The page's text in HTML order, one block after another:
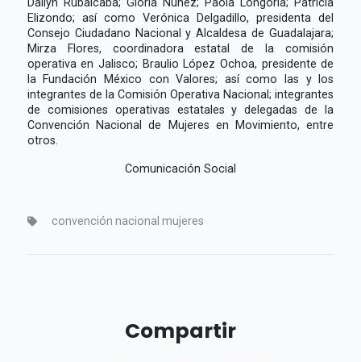
Elizondo; así como Verónica Delgadillo, presidenta del
Consejo Ciudadano Nacional y Alcaldesa de Guadalajara;
Mirza Flores, coordinadora estatal de la comisión
operativa en Jalisco; Braulio López Ochoa, presidente de
la Fundación México con Valores; así como las y los
integrantes de la Comisión Operativa Nacional; integrantes
de comisiones operativas estatales y delegadas de la
Convención Nacional de Mujeres en Movimiento, entre
otros.
Comunicación Social
convención nacional mujeres
Compartir